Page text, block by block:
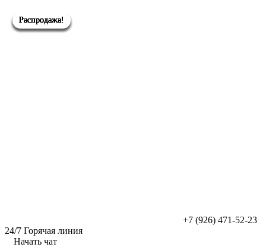
содержимому
+7 (926) 471-52-23
24/7 Горячая линия
Начать чат
Распродажа!
Распродажа!
Распродажа!
Распродажа!
Распродажа!
Распродажа!
Распродажа!